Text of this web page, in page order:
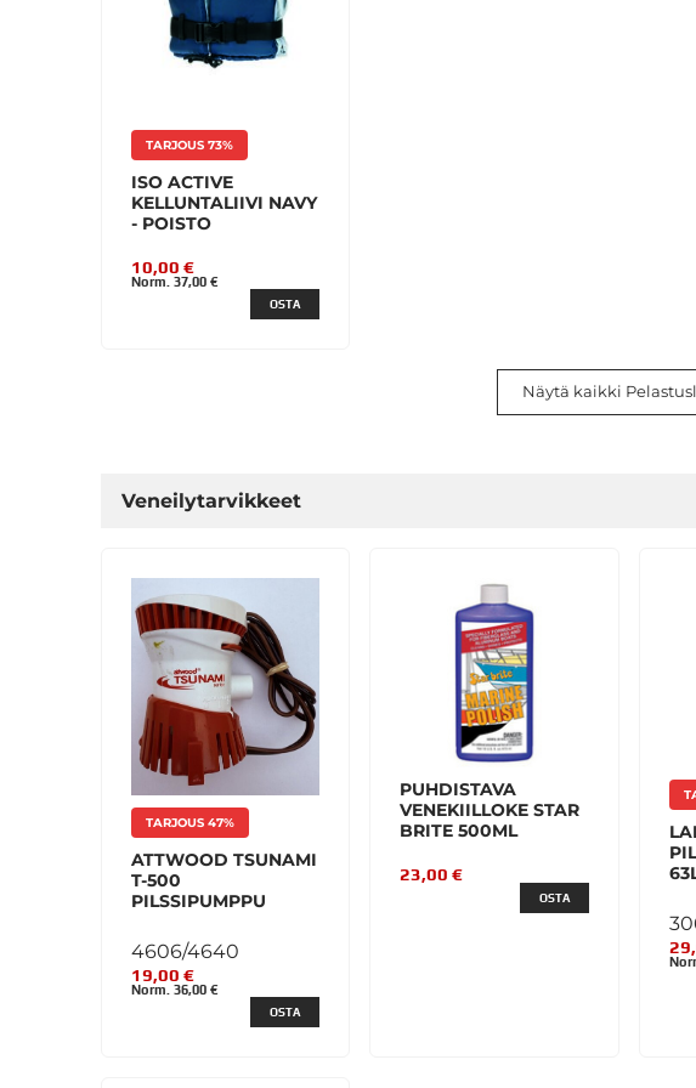
TARJOUS 73%
ISO ACTIVE
KELLUNTALIIVI NAVY
- POISTO
10,00 €
Norm. 37,00 €
OSTA
Näytä kaikki
Veneilytarvikkeet
TARJOUS 47%
ATTWOOD TSUNAMI
T-500
PILSSIPUMPPU
4606/4640
19,00 €
Norm. 36,00 €
OSTA
PUHDISTAVA
VENEKIILLOKE STAR
BRITE 500ML
23,00 €
OSTA